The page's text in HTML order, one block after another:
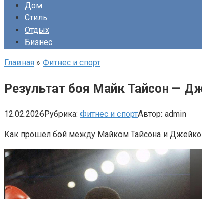
Дом
Стиль
Отдых
Бизнес
Главная » Фитнес и спорт
Результат боя Майк Тайсон —
12.02.2026Рубрика: Фитнес и спортАвтор: admin
Как прошел бой между Майком Тайсона и